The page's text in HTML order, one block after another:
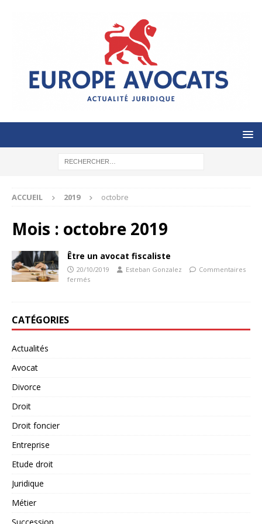
ACCUEIL 2019 octobre
Mois : octobre 2019
Être un avocat fiscaliste
20/10/2019 Esteban Gonzalez
Commentaires
fermés
CATÉGORIES
Actualités
Avocat
Divorce
Droit
Droit foncier
Entreprise
Etude droit
Juridique
Métier